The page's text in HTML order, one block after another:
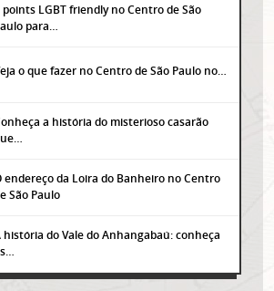
points LGBT friendly no Centro de São
para…
o que fazer no Centro de São Paulo no…
a história do misterioso casarão
endereço da Loira do Banheiro no Centro
São Paulo
história do Vale do Anhangabaú: conheça